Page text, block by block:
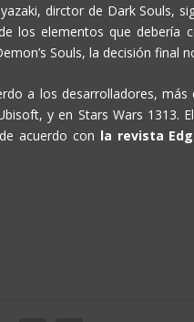
dirctor de Dark Souls,
los elementos que debería
Souls, la decisión final
a los desarrolladores, más
y en Stars Wars 1313.
acuerdo con la revista